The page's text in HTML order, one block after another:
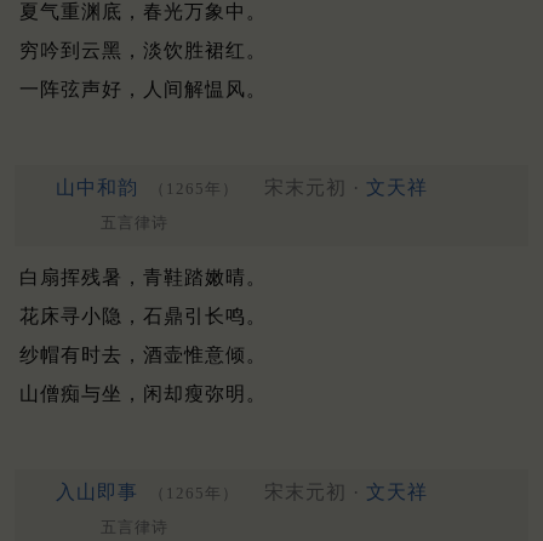
夏气重渊底，春光万象中。
穷吟到云黑，淡饮胜裙红。
一阵弦声好，人间解愠风。
山中和韵 （1265年） 宋末元初 · 文天祥
五言律诗
白扇挥残暑，青鞋踏嫩晴。
花床寻小隐，石鼎引长鸣。
纱帽有时去，酒壶惟意倾。
山僧痴与坐，闲却瘦弥明。
入山即事 （1265年） 宋末元初 · 文天祥
五言律诗